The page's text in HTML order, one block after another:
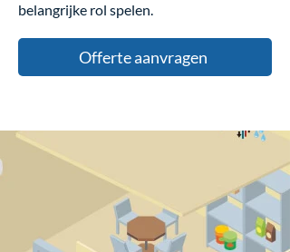
belangrijke rol spelen.
Offerte aanvragen